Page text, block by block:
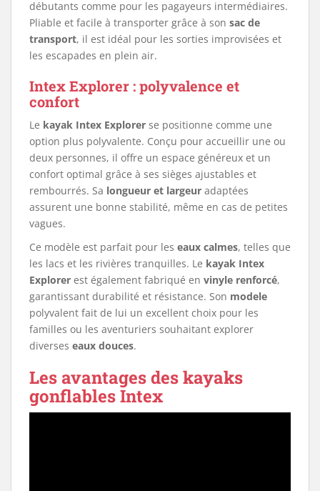
débutants comme pour les pagayeurs intermédiaires.
Pliable et facile à transporter grâce à son sac de
transport, il est idéal pour les sorties improvisées et
les escapades en plein air.
Intex Explorer : polyvalence et
confort
Le kayak Intex Explorer se positionne comme une
option plus polyvalente. Conçu pour accueillir une ou
deux personnes, il offre un espace généreux et un
confort optimal grâce à ses sièges ajustables et
rembourrés. Sa longueur et largeur adaptées
assurent une bonne stabilité, même en cas de petites
vagues.
Ce modèle est parfait pour les eaux calmes, telles que
les lacs et les rivières tranquilles. Le kayak Intex
Explorer est également fabriqué en vinyle renforcé,
garantissant durabilité et résistance. Son modele
polyvalent fait de lui un excellent choix pour les
familles ou les aventuriers souhaitant explorer
diverses eaux douces.
Les avantages des kayaks
gonflables Intex